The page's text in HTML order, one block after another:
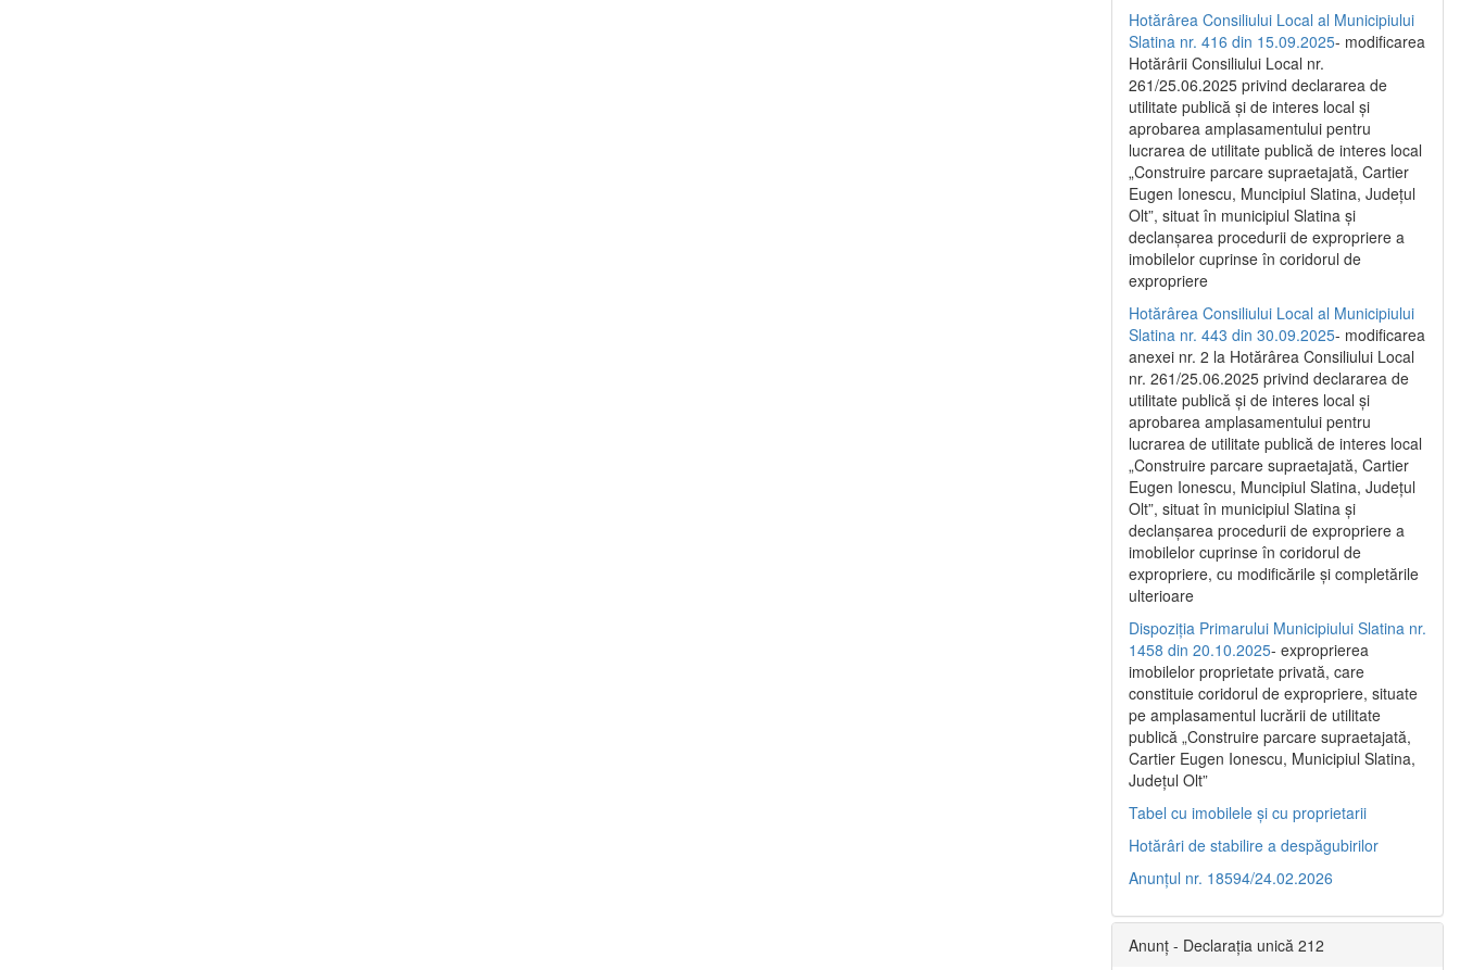
Hotărârea Consiliului Local al Municipiului
Slatina nr. 416 din 15.09.2025- modificarea
Hotărârii Consiliului Local nr.
261/25.06.2025 privind declararea de
utilitate publică și de interes local și
aprobarea amplasamentului pentru
lucrarea de utilitate publică de interes local
„Construire parcare supraetajată, Cartier
Eugen Ionescu, Muncipiul Slatina, Județul
Olt”, situat în municipiul Slatina și
declanșarea procedurii de expropriere a
imobilelor cuprinse în coridorul de
expropriere
Hotărârea Consiliului Local al Municipiului
Slatina nr. 443 din 30.09.2025- modificarea
anexei nr. 2 la Hotărârea Consiliului Local
nr. 261/25.06.2025 privind declararea de
utilitate publică şi de interes local şi
aprobarea amplasamentului pentru
lucrarea de utilitate publică de interes local
„Construire parcare supraetajată, Cartier
Eugen Ionescu, Muncipiul Slatina, Judeţul
Olt”, situat în municipiul Slatina şi
declanşarea procedurii de expropriere a
imobilelor cuprinse în coridorul de
expropriere, cu modificările şi completările
ulterioare
Dispoziția Primarului Municipiului Slatina nr.
1458 din 20.10.2025- exproprierea
imobilelor proprietate privată, care
constituie coridorul de expropriere, situate
pe amplasamentul lucrării de utilitate
publică „Construire parcare supraetajată,
Cartier Eugen Ionescu, Municipiul Slatina,
Județul Olt”
Tabel cu imobilele și cu proprietarii
Hotărâri de stabilire a despăgubirilor
Anunțul nr. 18594/24.02.2026
Anunț - Declarația unică 212